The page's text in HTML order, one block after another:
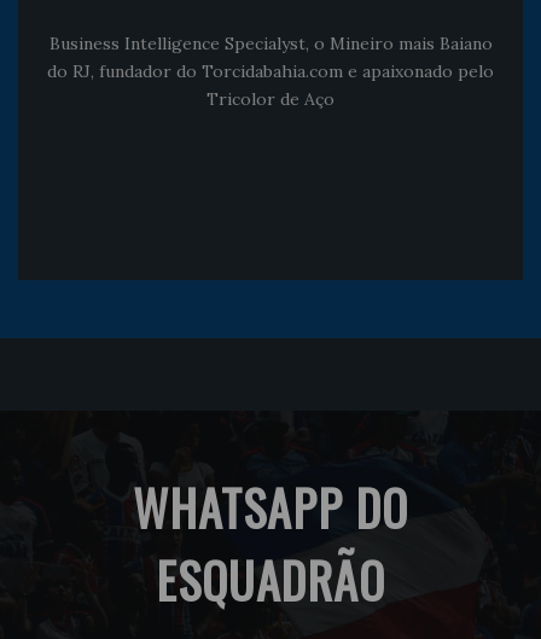
Business Intelligence Specialyst, o Mineiro mais Baiano
do RJ, fundador do Torcidabahia.com e apaixonado pelo
Tricolor de Aço
WHATSAPP DO
ESQUADRÃO